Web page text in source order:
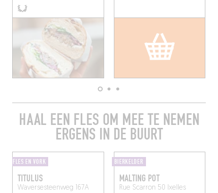
HAAL EEN FLES OM MEE TE NEMEN
ERGENS IN DE BUURT
FLES EN VORK
TITULUS
Waversesteenweg 167A
BIERKELDER
MALTING POT
Rue Scarron 50 Ixelles